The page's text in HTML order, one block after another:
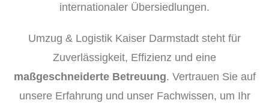
internationaler Übersiedlungen.
Umzug & Logistik Kaiser Darmstadt steht für
Zuverlässigkeit, Effizienz und eine
maßgeschneiderte Betreuung. Vertrauen Sie auf
unsere Erfahrung und unser Fachwissen, um Ihr